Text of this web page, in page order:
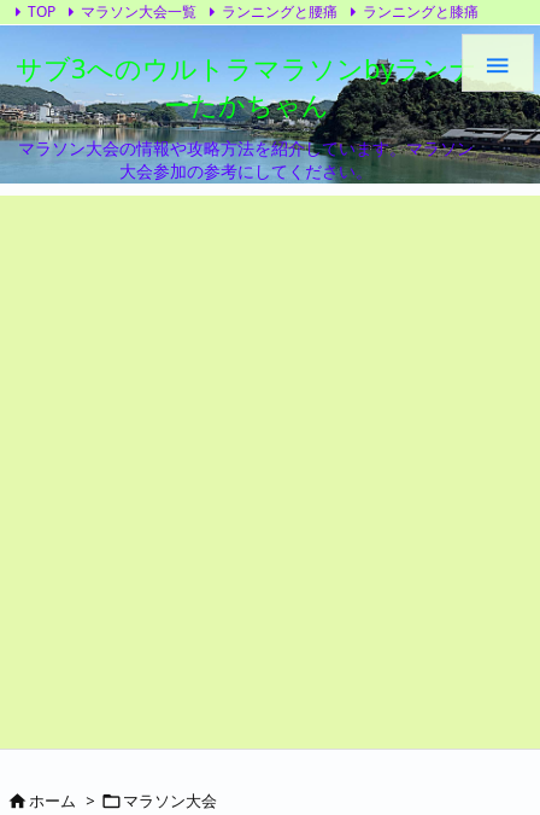
サブ3へのウルトラマラソンbyランナ
ーたかちゃん
マラソン大会の情報や攻略方法を紹介しています。マラソン
大会参加の参考にしてください。

TOP マラソン大会一覧 ランニングと腰痛
ランニングと膝痛
ホーム > マラソン大会